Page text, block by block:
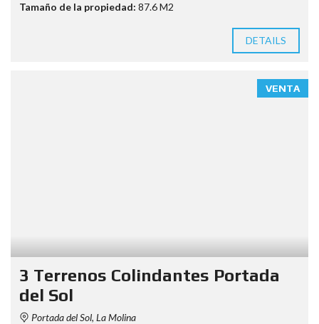
Tamaño de la propiedad: 87.6 M2
DETAILS
VENTA
3 Terrenos Colindantes Portada
del Sol
Portada del Sol, La Molina